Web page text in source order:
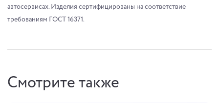
автосервисах. Изделия сертифицированы на соответствие
требованиям ГОСТ 16371.
Смотрите также